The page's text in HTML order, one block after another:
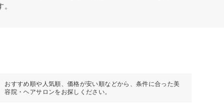
おすすめ順や人気順、価格が安い順などから、条件に合った美
容院・ヘアサロンをお探しください。